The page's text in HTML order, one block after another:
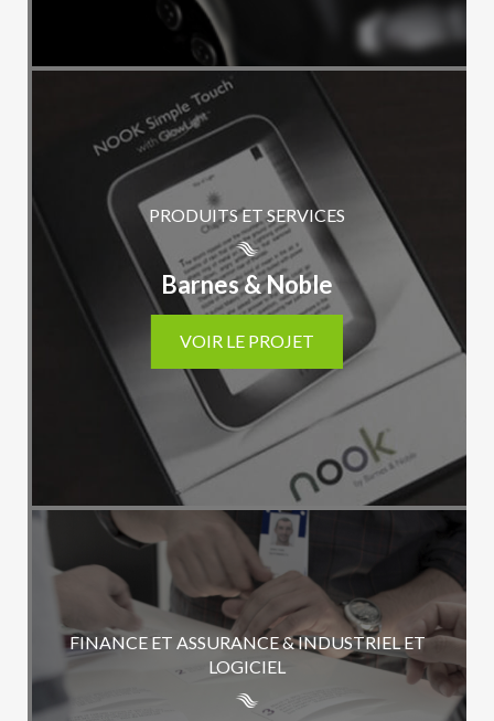
PRODUITS ET SERVICES
Barnes & Noble
VOIR LE PROJET
FINANCE ET ASSURANCE & INDUSTRIEL ET
LOGICIEL